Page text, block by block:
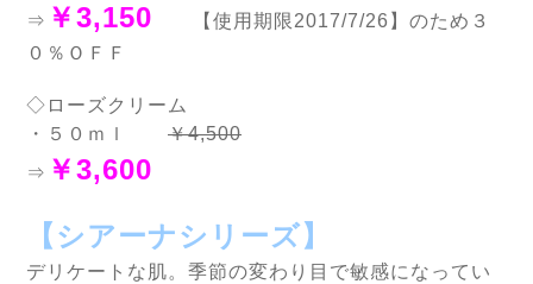
⇒ ￥3,150 【使用期限2017/7/26】のため３
０％ＯＦＦ
◇ローズクリーム
・５０ｍｌ ￥4,500
⇒ ￥3,600
【シアーナシリーズ】
デリケートな肌。季節の変わり目で敏感になってい